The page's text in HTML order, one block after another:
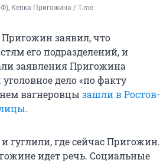
Кепка Пригожина / T.me
заявил, что
его подразделений, и
заявления Пригожина
уголовное дело «по факту
вагнеровцы зашли в Ростов-
.
гуглили, где сейчас Пригожин.
идет речь. Социальные